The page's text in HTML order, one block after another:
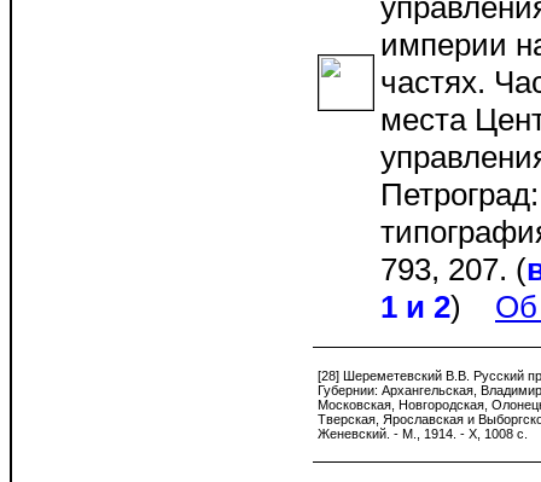
империи
частях.
места
793, 207. (
1 и 2) Об
[28] Шереметевский В.В. Русский
Губернии: Архангельская,
Московская, Новгородская,
Тверская, Ярос­лавская и
Женевский. - М., 1914. - X, 1008 с.